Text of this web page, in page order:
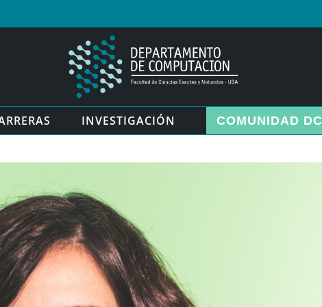
INVESTIGACIÓN COMUNIDAD DC